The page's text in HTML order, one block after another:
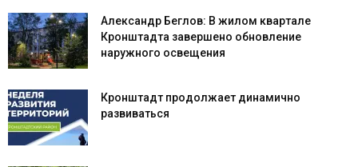
Александр Беглов: В жилом квартале
Кронштадта завершено обновление
наружного освещения
Кронштадт продолжает динамично
развиваться